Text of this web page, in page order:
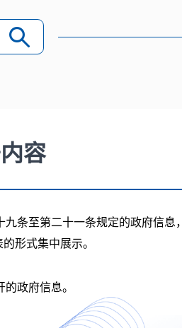
容
条至第二十一条规定的政府信息，
形式集中展示。
政府信息。